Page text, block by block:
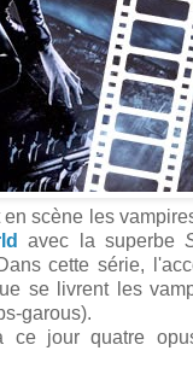
scène les
avec la superbe
cette série,
se livrent les
garous).
ce jour quatre